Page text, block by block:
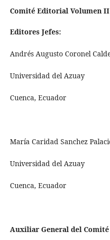
Comité Editorial Volumen II
Editores Jefes:
Andrés Augusto Coronel
Universidad del Azuay
Cuenca, Ecuador
María Caridad Sanchez
Universidad del Azuay
Cuenca, Ecuador
Auxiliar General del